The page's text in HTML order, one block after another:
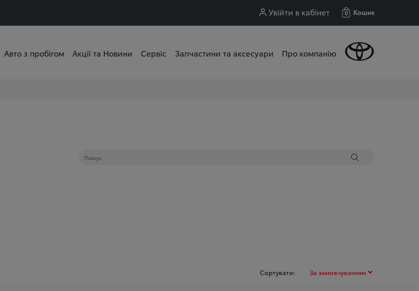
Увійти в кабінет 0 Кошик
Авто з пробігом Акції та Новини Сервіс Запчастини та аксесуари Про компанію
Сортувати: